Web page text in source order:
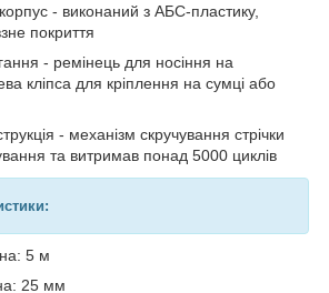
- виконаний з АБС-пластику,
покриття
- ремінець для носіння на
кліпса для кріплення на сумці або
- механізм скручування стрічки
та витримав понад 5000 циклів
5 м
25 мм